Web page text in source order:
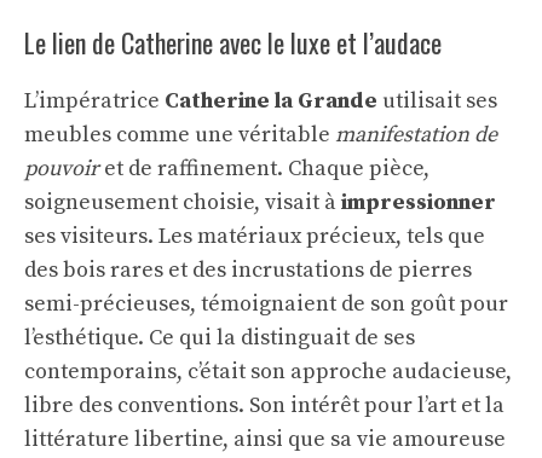
Le lien de Catherine avec le luxe et l’audace
L’impératrice Catherine la Grande utilisait ses
meubles comme une véritable manifestation de
pouvoiret de raffinement. Chaque pièce,
soigneusement choisie, visait àimpressionner
ses visiteurs. Les matériaux précieux, tels que
des bois rares et des incrustations de pierres
semi-précieuses, témoignaient de son goût pour
l’esthétique. Ce qui la distinguait de ses
contemporains, c’était son approche audacieuse,
libre des conventions. Son intérêt pour l’art et la
littérature libertine, ainsi que sa vie amoureuse